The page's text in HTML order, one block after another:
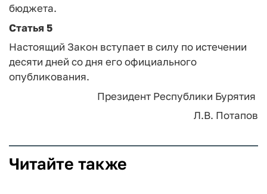
бюджета.
Статья 5
Настоящий Закон вступает в силу по истечении
десяти дней со дня его официального
опубликования.
Президент Республики Бурятия
Л.В. Потапов
Читайте также